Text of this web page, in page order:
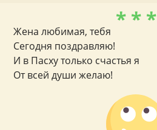
* * *
Жена любимая, тебя
Сегодня поздравляю!
И в Пасху только счастья я
От всей души желаю!